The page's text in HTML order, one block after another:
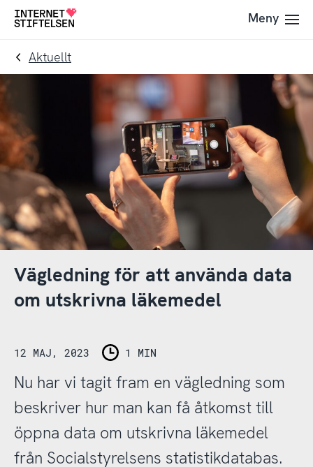
Till
navigering
Till
innehåll
Till
Meny
Aktuellt
Vägledning för att använda data
om utskrivna läkemedel
12 MAJ, 2023 1 MIN
Nu har vi tagit fram en vägledning som
beskriver hur man kan få åtkomst till
öppna data om utskrivna läkemedel
från Socialstyrelsens statistikdatabas.